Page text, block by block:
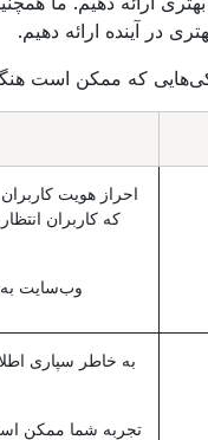
در آینده ارائه دهیم.
که ممکن است
احراز هویت
که کاربران
وب‌سایت
به خاطر سپاری
تجربه شما ممکن